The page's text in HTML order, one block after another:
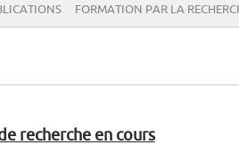
FORMATION PAR LA
recherche en cours